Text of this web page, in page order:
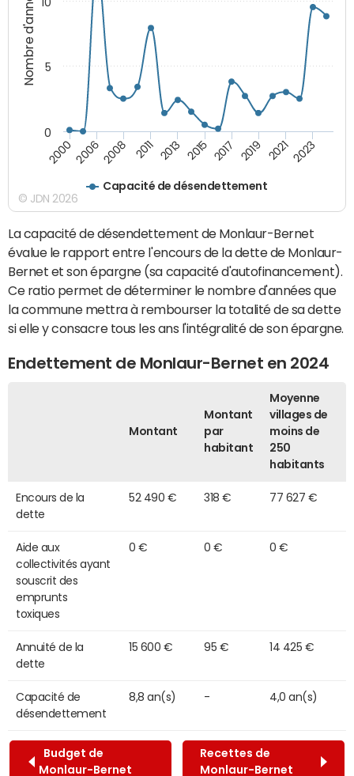
Nombre d'années
Capacité de désendettement
2000 20062008 2011 2013 2015 2017 2019 2021 2023
0
5
© JDN 2026
La capacité de désendettement de Monlaur-Bernet
évalue le rapport entre l'encours de la dette de Monlaur-
Bernet et son épargne (sa capacité d'autofinancement).
Ce ratio permet de déterminer le nombre d'années que
la commune mettra à rembourser la totalité de sa dette
si elle y consacre tous les ans l'intégralité de son épargne.
Endettement de Monlaur-Bernet en 2024
Montant
Montant
par
habitant
Moyenne
villages de
moins de
250
habitants
Encours de la
dette
52 490 € 318 € 77 627 €
Aide aux
collectivités ayant
souscrit des
emprunts
toxiques
0 € 0 € 0 €
Annuité de la
dette
15 600 € 95 € 14 425 €
Capacité de
désendettement
8,8 an(s) - 4,0 an(s)
Budget de
Monlaur-Bernet
Recettes de
Monlaur-Bernet